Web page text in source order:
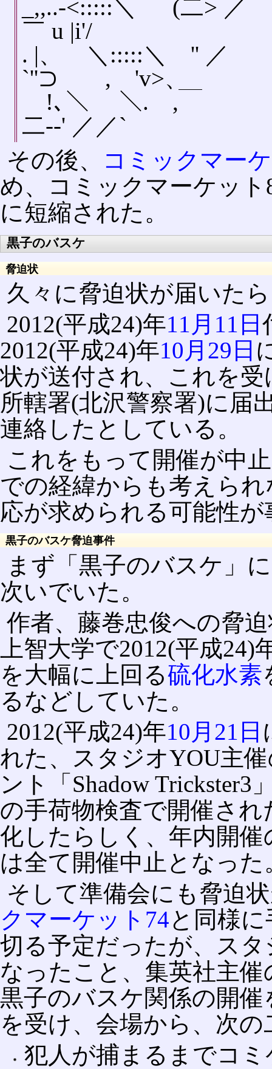
_,,..-<:::::＼ (
￣ u |i'/
. |、 ＼:::::＼ ''
`''⊃ , 'v>、
!､＼ ＼. ,
二-‐' ／／`
その後、
コミックマー
め、コミックマーケッ
に短縮された。
黒子のバスケ
脅迫状
久々に脅迫状が届いた
2012(平成24)年11月11日
2012(平成24)年10月29日
状が送付され、これを受
所轄署(北沢警察署)に届
連絡したとしている。
これをもって開催が中
での経緯からも考えら
応が求められる可能性
黒子のバスケ脅迫事件
まず「黒子のバスケ」
次いでいた。
作者、藤巻忠俊への脅
上智大学で2012(平成24)
を大幅に上回る硫化水素
るなどしていた。
2012(平成24)年10月21日
れた、スタジオYOU主
ント「Shadow
の手荷物検査で開催さ
化したらしく、年内開催
は全て開催中止となった
そして準備会にも脅迫
クマーケット74と同様
切る予定だったが、ス
なったこと、集英社主
黒子のバスケ関係の開
を受け、会場から、次
犯人が捕まるまでコ